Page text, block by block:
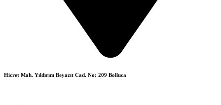
Hicret Mah. Yıldırım Beyazıt Cad. No: 209 Bolluca